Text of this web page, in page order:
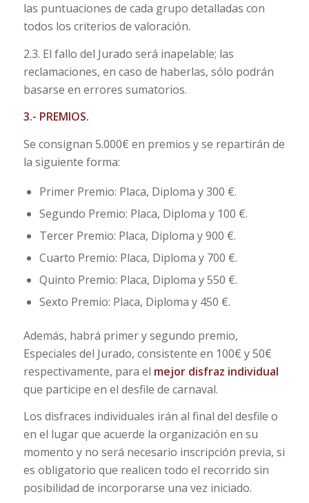
las puntuaciones de cada grupo detalladas con
todos los criterios de valoración.
2.3. El fallo del Jurado será inapelable; las
reclamaciones, en caso de haberlas, sólo podrán
basarse en errores sumatorios.
3.- PREMIOS.
Se consignan 5.000€ en premios y se repartirán de
la siguiente forma:
Primer Premio: Placa, Diploma y 300 €.
Segundo Premio: Placa, Diploma y 100 €.
Tercer Premio: Placa, Diploma y 900 €.
Cuarto Premio: Placa, Diploma y 700 €.
Quinto Premio: Placa, Diploma y 550 €.
Sexto Premio: Placa, Diploma y 450 €.
Además, habrá primer y segundo premio,
Especiales del Jurado, consistente en 100€ y 50€
respectivamente, para el mejor disfraz individual
que participe en el desfile de carnaval.
Los disfraces individuales irán al final del desfile o
en el lugar que acuerde la organización en su
momento y no será necesario inscripción previa, si
es obligatorio que realicen todo el recorrido sin
posibilidad de incorporarse una vez iniciado.